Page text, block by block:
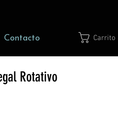
Contacto Carrito
Rotativo